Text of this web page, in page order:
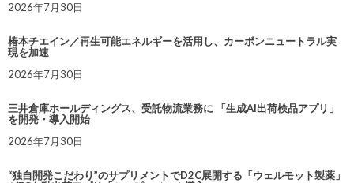
2026年7月30日
椿本チエイン／再生可能エネルギーを活用し、カーボンニュートラル実
現を加速
2026年7月30日
三井倉庫ホールディングス、受託物流業務に 「生成AI出荷検品アプリ」
を開発・導入開始
2026年7月30日
“独自開発こだわり”のサプリメントでD2C展開する「ウェルモット製薬」